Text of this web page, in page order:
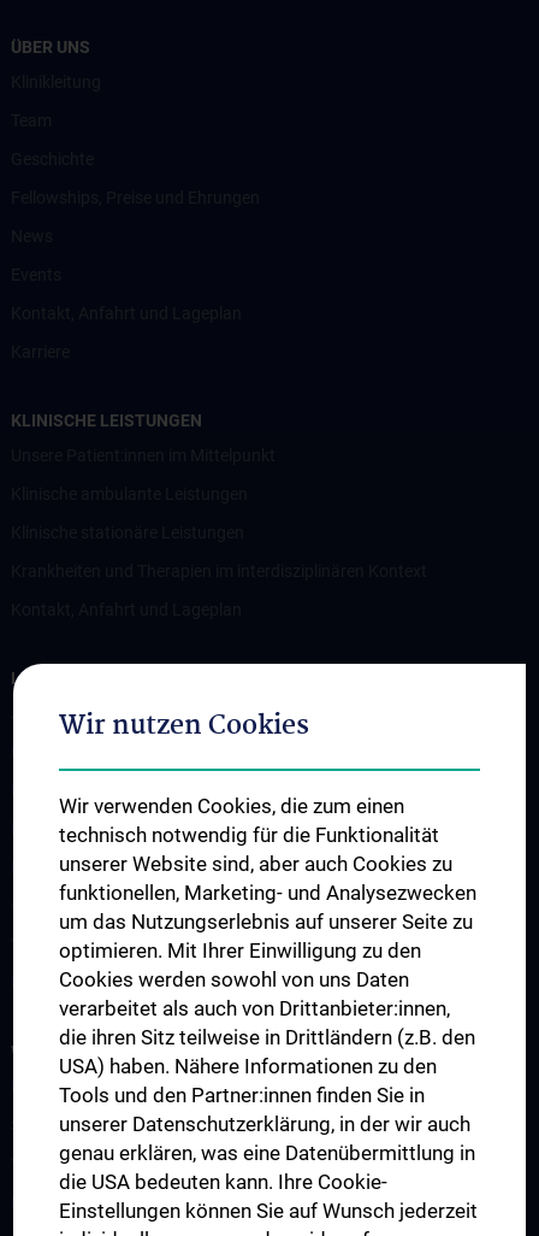
ÜBER UNS
KLINISCHE LEISTUNGEN
LEHRE UND AUSBILDUNG
Ausbildung von Studierenden
Famulaturen und Praktika
KPJ – Tertial „B“ und „C“
Observership
Visiting Professor
Kontakt, Anfahrt und Lageplan
WISSENSCHAFT UND FORSCHUNG
Forschungsgruppen
Symposien, Tagungen und Workshops
Vergangene Events
Forschungsevaluierung und Publikationen
Wir nutzen Cookies
Wir verwenden Cookies, die zum einen
technisch notwendig für die Funktionalität
unserer Website sind, aber auch Cookies zu
funktionellen, Marketing- und Analysezwecken
um das Nutzungserlebnis auf unserer Seite zu
optimieren. Mit Ihrer Einwilligung zu den
Cookies werden sowohl von uns Daten
verarbeitet als auch von Drittanbieter:innen,
die ihren Sitz teilweise in Drittländern (z.B. den
USA) haben. Nähere Informationen zu den
Tools und den Partner:innen finden Sie in
unserer Datenschutzerklärung, in der wir auch
genau erklären, was eine Datenübermittlung in
die USA bedeuten kann. Ihre Cookie-
Einstellungen können Sie auf Wunsch jederzeit